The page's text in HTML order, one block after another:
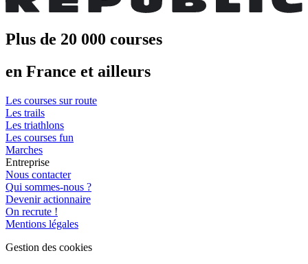
Plus de 20 000 courses
en France et ailleurs
Les courses sur route
Les trails
Les triathlons
Les courses fun
Marches
Entreprise
Nous contacter
Qui sommes-nous ?
Devenir actionnaire
On recrute !
Mentions légales
Gestion des cookies